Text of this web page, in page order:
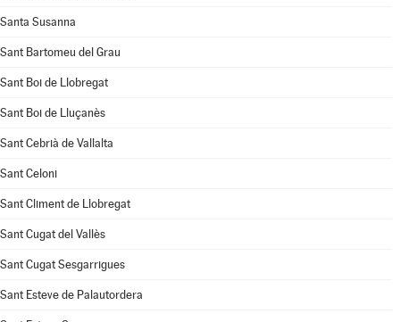
Santa Susanna
Sant Bartomeu del Grau
Sant Boi de Llobregat
Sant Boi de Lluçanès
Sant Cebrià de Vallalta
Sant Celoni
Sant Climent de Llobregat
Sant Cugat del Vallès
Sant Cugat Sesgarrigues
Sant Esteve de Palautordera